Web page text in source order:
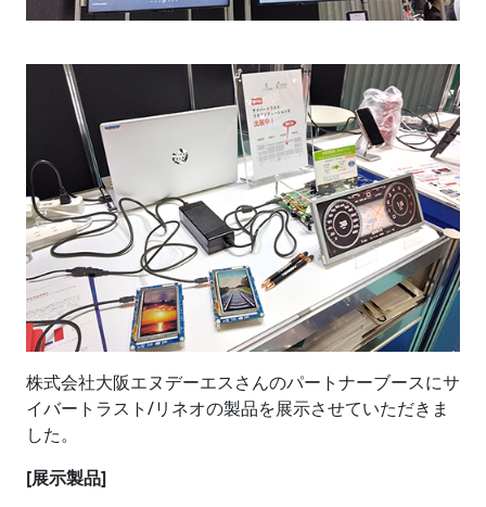
株式会社大阪エヌデーエスさんのパートナーブースにサ
イバートラスト/リネオの製品を展示させていただきま
した。
[展示製品]